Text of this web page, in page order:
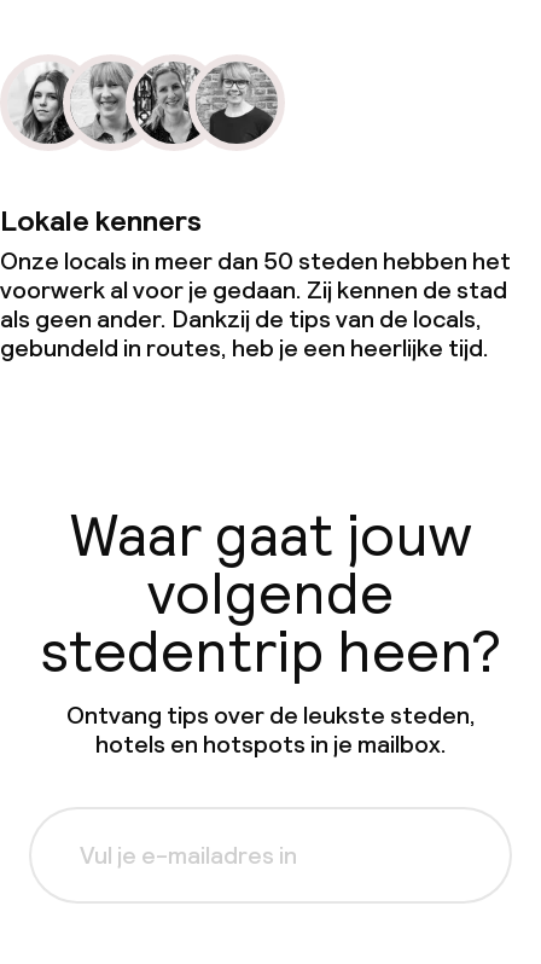
Lokale kenners
Onze locals in meer dan 50 steden hebben het
voorwerk al voor je gedaan. Zij kennen de stad
als geen ander. Dankzij de tips van de locals,
gebundeld in routes, heb je een heerlijke tijd.
Waar gaat jouw
volgende
stedentrip heen?
Ontvang tips over de leukste steden,
hotels en hotspots in je mailbox.